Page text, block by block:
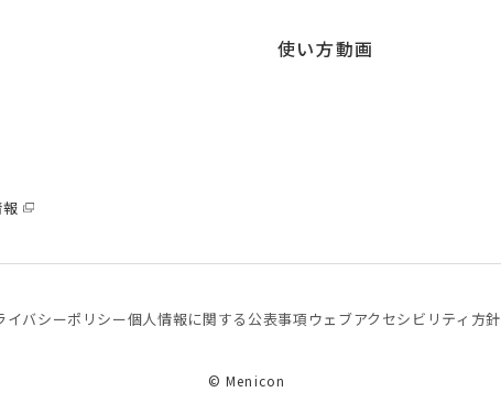
使い方動画
イバシーポリシー個⼈情報に関する公表事項 ウェブアクセシビリティ方針
© Menicon